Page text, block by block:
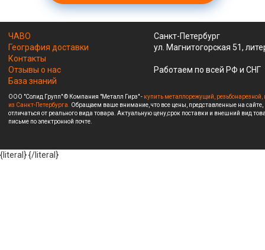
ЧАВО
География доставки
Контакты
Отзывы о нас
База знаний
Санкт-Петербург
ул. Магнитогорская 51,
Работаем по всей РФ и СНГ
ООО "Солид Групп" © Компания "Металл Гирз" - купить металлорежущий,
из Санкт-Петербурга. Обращаем ваше внимание, что все цены, представленные на
отличаться от реального вида товара. Актуальную цену,срок поставки и внешний вид
письме по электронной почте.
{literal}{/literal}